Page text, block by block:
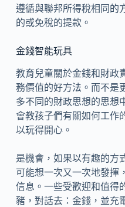
遵循與聯邦所得稅相同的
的或免稅的提款。
金錢智能玩具
教育兒童關於金錢和財政
務價值的好方法。而不是
多不同的財政思想的思想
會教孩子們有關如何工作
以玩得開心。
是機會，如果以有趣的方
可能想一次又一次地發揮
信息。一些受歡迎和值得
豬，對話去：金錢，並充